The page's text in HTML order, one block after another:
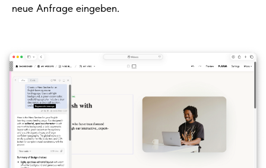
neue Anfrage eingeben.